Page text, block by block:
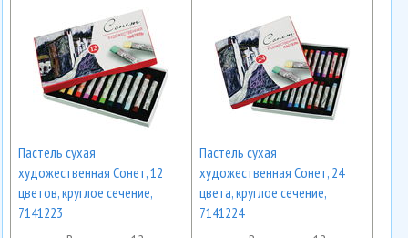
Пастель сухая
художественная Сонет, 12
цветов, круглое сечение,
7141223
Пастель сухая
художественная Сонет, 24
цвета, круглое сечение,
7141224